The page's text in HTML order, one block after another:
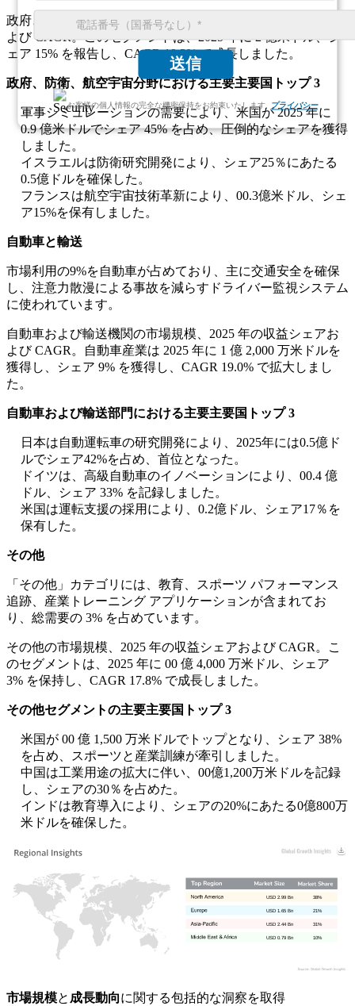
送信
お客様の個人情報の完全な機密保持をお約束いたします. プライバシー
政府、防衛、航空宇宙の市場規模、2025 年の収益シェアお
よび CAGR。このセグメントは、2025 年に 2 億米ドル、シ
ェア 15% を報告し、CAGR 19.3% で成長しました。
政府、防衛、航空宇宙分野における主要主要国トップ 3
軍事シミュレーションの需要により、米国が 2025 年に
0.9 億米ドルでシェア 45% を占め、圧倒的なシェアを獲得
しました。
イスラエルは防衛研究開発により、シェア25％にあたる
0.5億ドルを確保した。
フランスは航空宇宙技術革新により、00.3億米ドル、シェ
ア15%を保有しました。
自動車と輸送
市場利用の9%を自動車が占めており、主に交通安全を確保
し、注意力散漫による事故を減らすドライバー監視システム
に使われています。
自動車および輸送機関の市場規模、2025 年の収益シェアお
よび CAGR。自動車産業は 2025 年に 1 億 2,000 万米ドルを
獲得し、シェア 9% を獲得し、CAGR 19.0% で拡大しまし
た。
自動車および輸送部門における主要主要国トップ 3
日本は自動運転車の研究開発により、2025年には0.5億ド
ルでシェア42%を占め、首位となった。
ドイツは、高級自動車のイノベーションにより、00.4 億
ドル、シェア 33% を記録しました。
米国は運転支援の採用により、0.2億ドル、シェア17％を
保有した。
その他
「その他」カテゴリには、教育、スポーツ パフォーマンス
追跡、産業トレーニング アプリケーションが含まれてお
り、総需要の 3% を占めています。
その他の市場規模、2025 年の収益シェアおよび CAGR。こ
のセグメントは、2025 年に 00 億 4,000 万米ドル、シェア
3% を保持し、CAGR 17.8% で成長しました。
その他セグメントの主要主要国トップ 3
米国が 00 億 1,500 万米ドルでトップとなり、シェア 38%
を占め、スポーツと産業訓練が牽引しました。
中国は工業用途の拡大に伴い、00億1,200万米ドルを記録
し、シェアの30％を占めた。
インドは教育導入により、シェアの20%にあたる0億800万
米ドルを確保した。
10%
USD 0.79 Bn
31%
USD 2.44 Bn
21%
USD 1.65 Bn
38%
USD 2.99 Bn
市場規模と 成長動向に関する包括的な洞察を取得